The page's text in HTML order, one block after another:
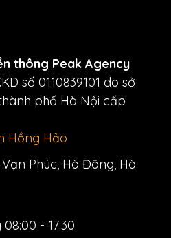
thông Peak Agency
số 0110839101 do sở
phố Hà Nội cấp
Hồng Hảo
Phúc, Hà Đông, Hà
- 17:30